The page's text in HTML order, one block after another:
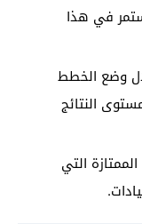
في هذا
وضع الخطط
النتائج
التي